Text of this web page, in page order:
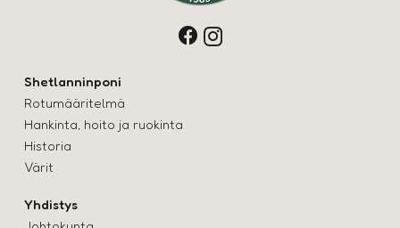
Shetlanninponi
Rotumääritelmä
Hankinta, hoito ja ruokinta
Historia
Värit
Yhdistys